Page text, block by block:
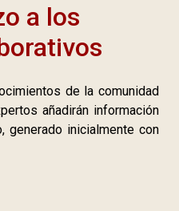
a los
de la comunidad
añadirán información
generado inicialmente con